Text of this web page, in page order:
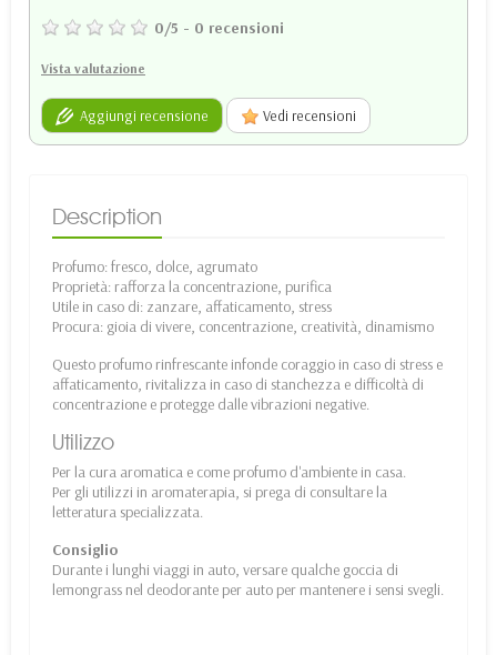
0/5 - 0 recensioni
Vista valutazione
Aggiungi recensione Vedi recensioni
Description
Profumo: fresco, dolce, agrumato
Proprietà: rafforza la concentrazione, purifica
Utile in caso di: zanzare, affaticamento, stress
Procura: gioia di vivere, concentrazione, creatività, dinamismo
Questo profumo rinfrescante infonde coraggio in caso di stress e
affaticamento, rivitalizza in caso di stanchezza e difficoltà di
concentrazione e protegge dalle vibrazioni negative.
Utilizzo
Per la cura aromatica e come profumo d'ambiente in casa.
Per gli utilizzi in aromaterapia, si prega di consultare la
letteratura specializzata.
Consiglio
Durante i lunghi viaggi in auto, versare qualche goccia di
lemongrass nel deodorante per auto per mantenere i sensi svegli.